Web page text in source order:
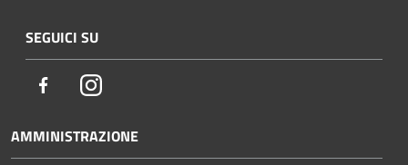
SEGUICI SU
FacebookInstagram
AMMINISTRAZIONE